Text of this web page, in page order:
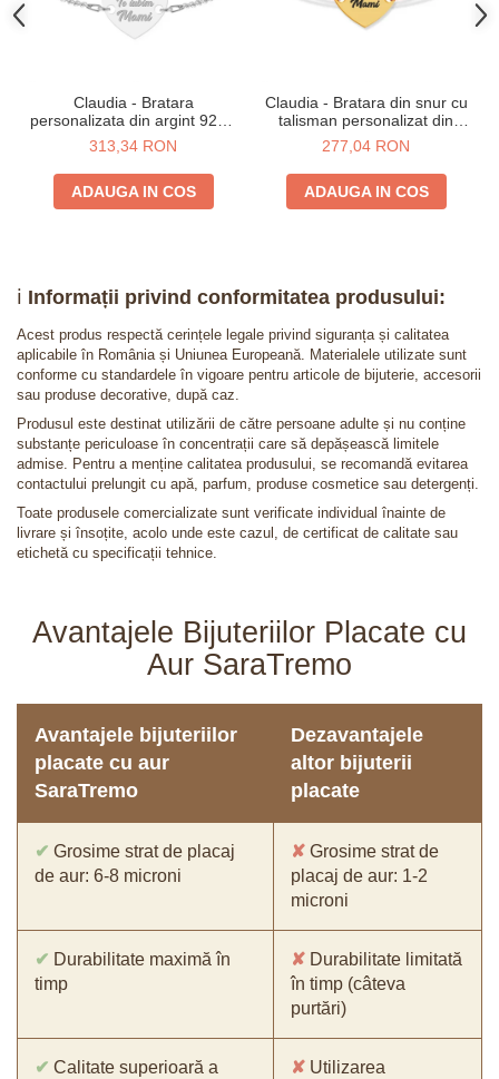
Claudia - Bratara
personalizata din argint 925 -
Inimioara
313,34 RON
ADAUGA IN COS
Claudia - Bratara din snur cu
talisman personalizat din
argint 925 placat cu aur 24K -
Inimioara
277,04 RON
ADAUGA IN COS
ℹ️ Informații privind conformitatea produsului:
Acest produs respectă cerințele legale privind siguranța și calitatea
aplicabile în România și Uniunea Europeană. Materialele utilizate sunt
conforme cu standardele în vigoare pentru articole de bijuterie, accesorii
sau produse decorative, după caz.
Produsul este destinat utilizării de către persoane adulte și nu conține
substanțe periculoase în concentrații care să depășească limitele
admise. Pentru a menține calitatea produsului, se recomandă evitarea
contactului prelungit cu apă, parfum, produse cosmetice sau detergenți.
Toate produsele comercializate sunt verificate individual înainte de
livrare și însoțite, acolo unde este cazul, de certificat de calitate sau
etichetă cu specificații tehnice.
Avantajele Bijuteriilor Placate cu
Aur SaraTremo
Avantajele bijuteriilor
placate cu aur
SaraTremo
Dezavantajele
altor bijuterii
placate
✔ Grosime strat de placaj
de aur: 6-8 microni
✘ Grosime strat de
placaj de aur: 1-2
microni
✔ Durabilitate maximă în
timp
✘ Durabilitate limitată
în timp (câteva
purtări)
✔ Calitate superioară a
✘ Utilizarea